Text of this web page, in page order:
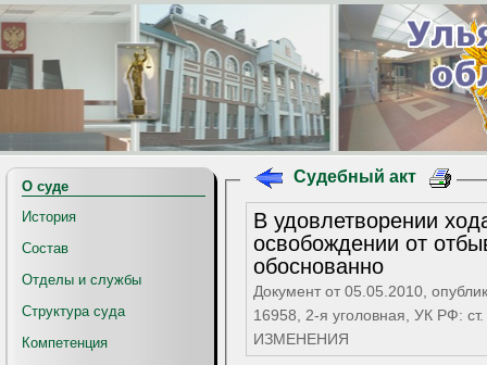
О суде
История
Состав
Отделы и службы
Структура суда
Компетенция
Судебный акт
В удовлетворении
освобождении от
обоснованно
Документ от 05.05.2010,
16958, 2-я уголовная, УК РФ:
ИЗМЕНЕНИЯ